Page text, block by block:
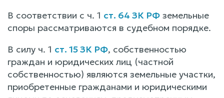
В соответствии с ч. 1 ст. 64 ЗК РФ земельные
споры рассматриваются в судебном порядке.
В силу ч. 1 ст. 15 ЗК РФ, собственностью
граждан и юридических лиц (частной
собственностью) являются земельные участки,
приобретенные гражданами и юридическими